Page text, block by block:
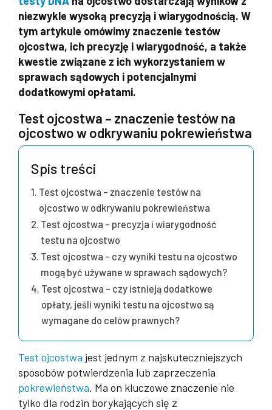
niezwykle wysoką precyzją i wiarygodnością. W
tym artykule omówimy znaczenie testów
ojcostwa, ich precyzję i wiarygodność, a także
kwestie związane z ich wykorzystaniem w
sprawach sądowych i potencjalnymi
dodatkowymi opłatami.
Test ojcostwa – znaczenie testów na
ojcostwo w odkrywaniu pokrewieństwa
Spis treści
Test ojcostwa – znaczenie testów na
ojcostwo w odkrywaniu pokrewieństwa
Test ojcostwa – precyzja i wiarygodność
testu na ojcostwo
Test ojcostwa – czy wyniki testu na ojcostwo
mogą być używane w sprawach sądowych?
Test ojcostwa – czy istnieją dodatkowe
opłaty, jeśli wyniki testu na ojcostwo są
wymagane do celów prawnych?
Test ojcostwa jest jednym z najskuteczniejszych
sposobów potwierdzenia lub zaprzeczenia
pokrewieństwa. Ma on kluczowe znaczenie nie
tylko dla rodzin borykających się z